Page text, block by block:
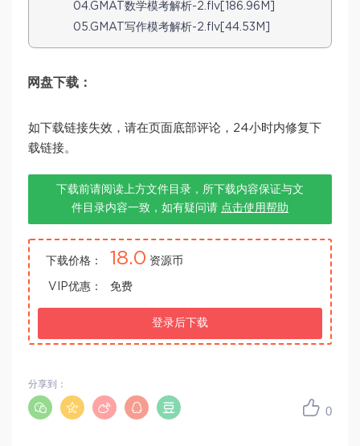
04.GMAT数学模考解析-2.flv[186.96M]
05.GMAT写作模考解析-2.flv[44.53M]
网盘下载：
如下载链接失效，请在页面底部评论，24小时内修复下
载链接。
下载前请阅读上方文件目录，所下载内容保证与文
件目录内容一致，如有疑问请 点击使用帮助
下载价格： 18.0 资源币
VIP优惠： 免费
登录后下载
0
分享到：